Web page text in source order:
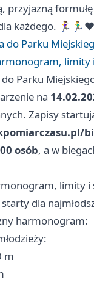
przyjazną
każdego. 🏃‍♀️🏃‍♂️❤️
do Parku
limity
Parku
na
Zapisy
osób, a w
limity i
dla
harmonogram:
m